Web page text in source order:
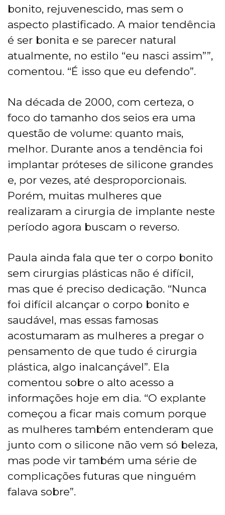
bonito, rejuvenescido, mas sem o
aspecto plastificado. A maior tendência
é ser bonita e se parecer natural
atualmente, no estilo “eu nasci assim””,
comentou. “É isso que eu defendo”.
Na década de 2000, com certeza, o
foco do tamanho dos seios era uma
questão de volume: quanto mais,
melhor. Durante anos a tendência foi
implantar próteses de silicone grandes
e, por vezes, até desproporcionais.
Porém, muitas mulheres que
realizaram a cirurgia de implante neste
período agora buscam o reverso.
Paula ainda fala que ter o corpo bonito
sem cirurgias plásticas não é difícil,
mas que é preciso dedicação. “Nunca
foi difícil alcançar o corpo bonito e
saudável, mas essas famosas
acostumaram as mulheres a pregar o
pensamento de que tudo é cirurgia
plástica, algo inalcançável”. Ela
comentou sobre o alto acesso a
informações hoje em dia. “O explante
começou a ficar mais comum porque
as mulheres também entenderam que
junto com o silicone não vem só beleza,
mas pode vir também uma série de
complicações futuras que ninguém
falava sobre”.